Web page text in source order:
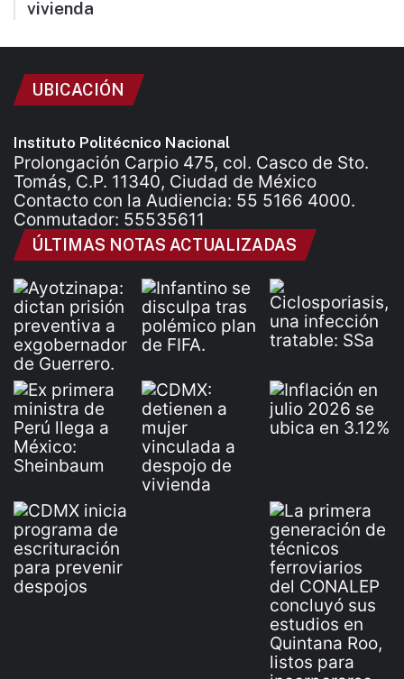
vivienda
UBICACIÓN
Instituto Politécnico Nacional
Prolongación Carpio 475, col. Casco de Sto.
Tomás, C.P. 11340, Ciudad de México
Contacto con la Audiencia: 55 5166 4000.
Conmutador: 55535611
ÚLTIMAS NOTAS ACTUALIZADAS